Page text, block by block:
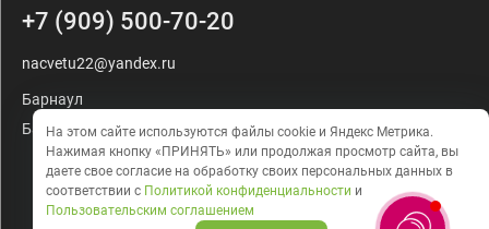
+7 (909) 500-70-20
nacvetu22@yandex.ru
Барнаул
Балтийская, 103
На этом сайте используются файлы cookie и Яндекс Метрика.
Нажимая кнопку «ПРИНЯТЬ» или продолжая просмотр сайта, вы
даете свое согласие на обработку своих персональных данных в
соответствии с Политикой конфиденциальности и
Пользовательским соглашением